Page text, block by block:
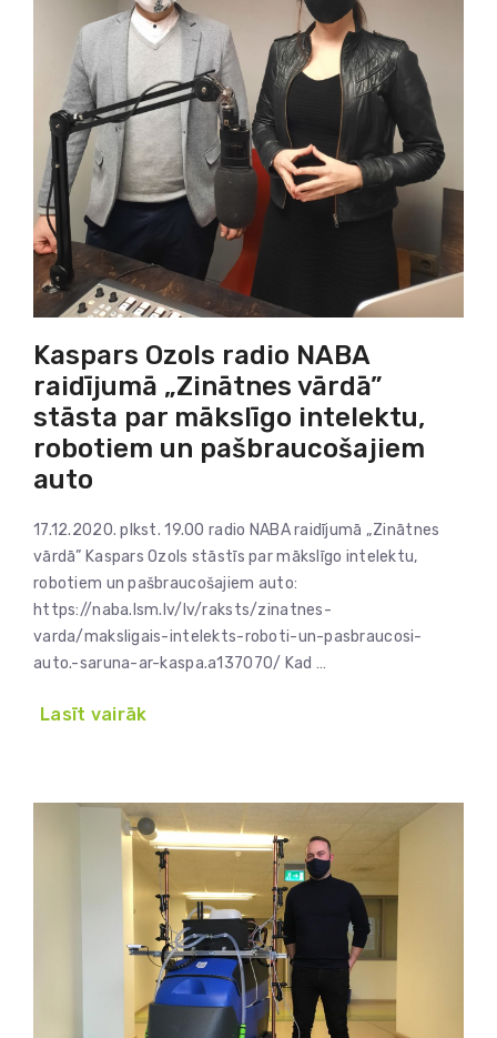
Kaspars Ozols radio NABA
raidījumā „Zinātnes vārdā”
stāsta par mākslīgo intelektu,
robotiem un pašbraucošajiem
auto
17.12.2020. plkst. 19.00 radio NABA raidījumā „Zinātnes
vārdā” Kaspars Ozols stāstīs par mākslīgo intelektu,
robotiem un pašbraucošajiem auto:
https://naba.lsm.lv/lv/raksts/zinatnes-
varda/maksligais-intelekts-roboti-un-pasbraucosi-
auto.-saruna-ar-kaspa.a137070/ Kad …
Lasīt vairāk